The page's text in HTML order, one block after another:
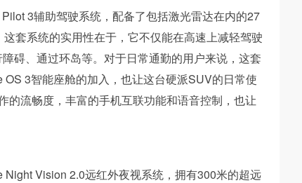
3辅助驾驶系统，配备了包括激光雷达在内的27
套系统的实用性在于，它不仅能在高速上减轻驾驶
碍、通过环岛等。对于日常通勤的用户来说，这套
3智能座舱的加入，也让这台硬派SUV的日常使
的流畅度，丰富的手机互联功能和语音控制，也让
Vision 2.0远红外夜视系统，拥有300米的超远